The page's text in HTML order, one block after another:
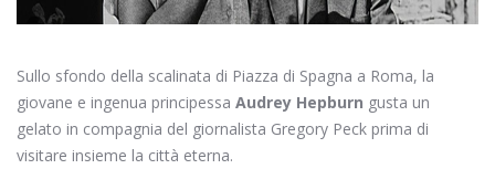
Sullo sfondo della scalinata di Piazza di Spagna a Roma, la
giovane e ingenua principessa Audrey Hepburn gusta un
gelato in compagnia del giornalista Gregory Peck prima di
visitare insieme la città eterna.